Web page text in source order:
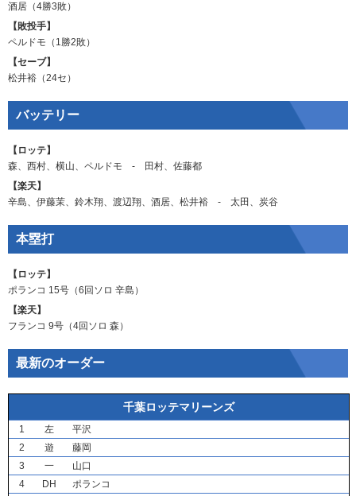
酒居 （4勝3敗）
【敗投手】
ペルドモ （1勝2敗）
【セーブ】
松井裕 （24セ）
バッテリー
【ロッテ】
森、 西村、 横山、 ペルドモ ‐ 田村、 佐藤都
【楽天】
辛島、 伊藤茉、 鈴木翔、 渡辺翔、 酒居、 松井裕 ‐ 太田 、 炭谷
本塁打
【ロッテ】
ポランコ 15号（6回ソロ 辛島 ）
【楽天】
フランコ 9号（4回ソロ 森 ）
最新のオーダー
千葉ロッテマリーンズ
1 左
平沢
2
遊
藤岡
3
一
山口
4
DH
ポランコ